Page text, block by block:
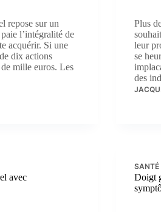
repose sur un
l’intégralité de
acquérir. Si une
dix actions
mille euros. Les
Plus
leur
se
des
avec
SANTÉ
Doigt